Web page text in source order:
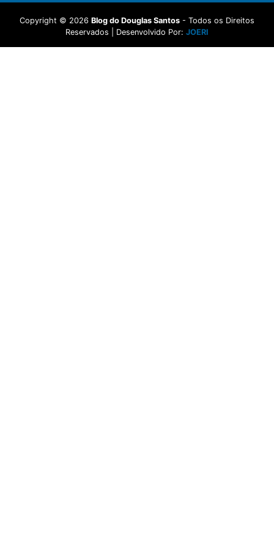
Copyright © 2026 Blog do Douglas Santos - Todos os Direitos
Reservados | Desenvolvido Por: JOERI